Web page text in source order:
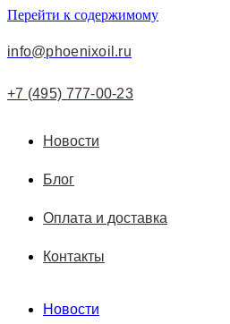
Перейти к содержимому
info@phoenixoil.ru
+7 (495) 777-00-23
Новости
Блог
Оплата и доставка
Контакты
Новости